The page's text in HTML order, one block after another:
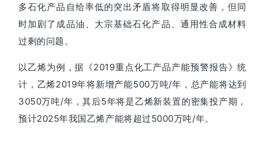
多石化产品自给率低的突出矛盾将取得明显改善，但同
时加剧了成品油、大宗基础石化产品、通用性合成材料
过剩的问题。
以乙烯为例，据《2019重点化工产品产能预警报告》统
计，乙烯2019年将新增产能500万吨/年，总产能将达到
3050万吨/年，其后5年将是乙烯新装置的密集投产期，
预计2025年我国乙烯产能将超过5000万吨/年。